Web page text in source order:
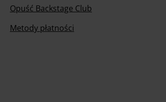
Opuść Backstage Club
Metody płatności